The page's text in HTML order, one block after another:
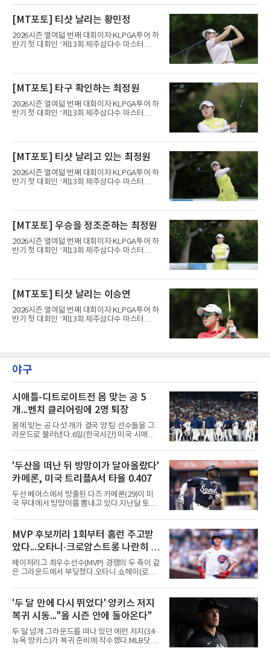
[MT포토] 티샷 날리는 황민정
2026시즌 열여덟 번째 대회이자 KLPGA투어 하
반기 첫 대회인 ‘제13회 제주삼다수 마스터
트(파72/6,767야드)에서 열리고 있다.6일 현재
1라운드 경기가 펼쳐지고 있다.황민정이 16번
홀에서 경기하고 있다.
[MT포토] 타구 확인하는 최정원
2026시즌 열여덟 번째 대회이자 KLPGA투어 하
반기 첫 대회인 ‘제13회 제주삼다수 마스터
트(파72/6,767야드)에서 열리고 있다.6일 현재
1라운드 경기가 펼쳐지고 있다.최정원이 16번
홀에서 경기하고 있다.
[MT포토] 티샷 날리고 있는 최정원
2026시즌 열여덟 번째 대회이자 KLPGA투어 하
반기 첫 대회인 ‘제13회 제주삼다수 마스터
트(파72/6,767야드)에서 열리고 있다.6일 현재
1라운드 경기가 펼쳐지고 있다.최정원이 16번
홀에서 경기하고 있다.
[MT포토] 우승을 정조준하는 최정원
2026시즌 열여덟 번째 대회이자 KLPGA투어 하
반기 첫 대회인 ‘제13회 제주삼다수 마스터
트(파72/6,767야드)에서 열리고 있다.6일 현재
1라운드 경기가 펼쳐지고 있다.최정원이 16번
홀에서 경기하고 있다.
[MT포토] 티샷 날리는 이승연
2026시즌 열여덟 번째 대회이자 KLPGA투어 하
반기 첫 대회인 ‘제13회 제주삼다수 마스터
홀에서 경기하고 있다.
야구
시애틀-디트로이트전 몸 맞는 공 5
개...벤치 클리어링에 2명 퇴장
몸에 맞는 공 다섯 개가 결국 양 팀 선수들을 그
라운드로 불러냈다.6일(한국시간) 미국 시애틀
로이트 타이거스의 경기에서 벤치 클리어링이
벌어졌다. 난투극으로 번지지는 않았으나 좌완
게이브 스파이어와 댄 윌슨 시애틀 감독이 퇴장
당했다.발단은 선발이었다. 시애틀 브라이언 우
가 디트로이트 타자를 세 차례 맞혔다. 다만 팔꿈
치 보호대에 맞거나 변화구에 발이 스치는 수준
이어서 치명적이지는 않았다.분위기는 그다음에
리를 맞혔다. 토레스와 시애틀 포수 칼 롤리가 말
을 주고받자 AJ 힌치 디
'두산을 떠난 뒤 방망이가 달아올랐다'
카메론, 미국 트리플A서 타율 0.407
두산 베어스에서 방출된 다즈 카메론(29)이 미
국 무대에서 방망이를 뽐내고 있다.지난달 토론
론은 루키리그 2경기를 거쳐 트리플A 버펄로 바
이슨스로 승격한 뒤 연일 뜨거운 타격감을 보이
고 있다.수치가 압도적이다. 트리플A 15경기에
서 타율 0.407(54타수 22안타), 2홈런, 10타점,
8도루를 기록 중이며 OPS는 1.151에 이른다.
15경기 중 14경기에서 안타를 만들었고 최근 7
경기 연속 안타도 이어갔다.6일(한국시간) 노퍽
을 놓았고, 버펄로는 이 회에만 5점을 뽑아 7-6
역전승을 거뒀다.한국에서의 성적도
MVP 후보끼리 1회부터 홈런 주고받
았다...오타니·크로암스트롱 나란히 홈
런 맞불
메이저리그 최우수선수(MVP) 경쟁의 두 축이 같
은 그라운드에서 부딪쳤다.오타니 쇼헤이(로스
컵스)은 6일(한국시간) 미국 시카고 리글리필드
에서 나란히 홈런 두 방씩을 주고받았다.첫 회부
터 불이 붙었다. 1회초 선두타자 오타니가 컵스
선발 이마나가 쇼타를 상대로 우월 솔로 홈런을
뽑자, 1회말 크로암스트롱이 다저스 선발 에릭
라워를 상대로 중월 솔로 홈런으로 응수했다. 최
근 50년간 리글리필드에서 1회 양 팀 선두타자
'두 달 만에 다시 뛰었다' 양키스 저지
복귀 시동..."올 시즌 안에 돌아온다"
두 달 넘게 그라운드를 떠나 있던 에런 저지(34·
뉴욕 양키스)가 복귀 준비에 착수했다.MLB닷컴